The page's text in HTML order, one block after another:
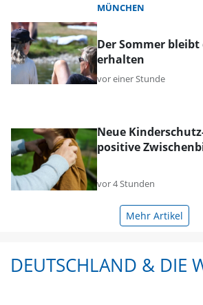
MÜNCHEN
Der Sommer bleibt
erhalten
vor einer Stunde
Neue
positive
vor 4 Stunden
Mehr Artikel
DEUTSCHLAND & DIE